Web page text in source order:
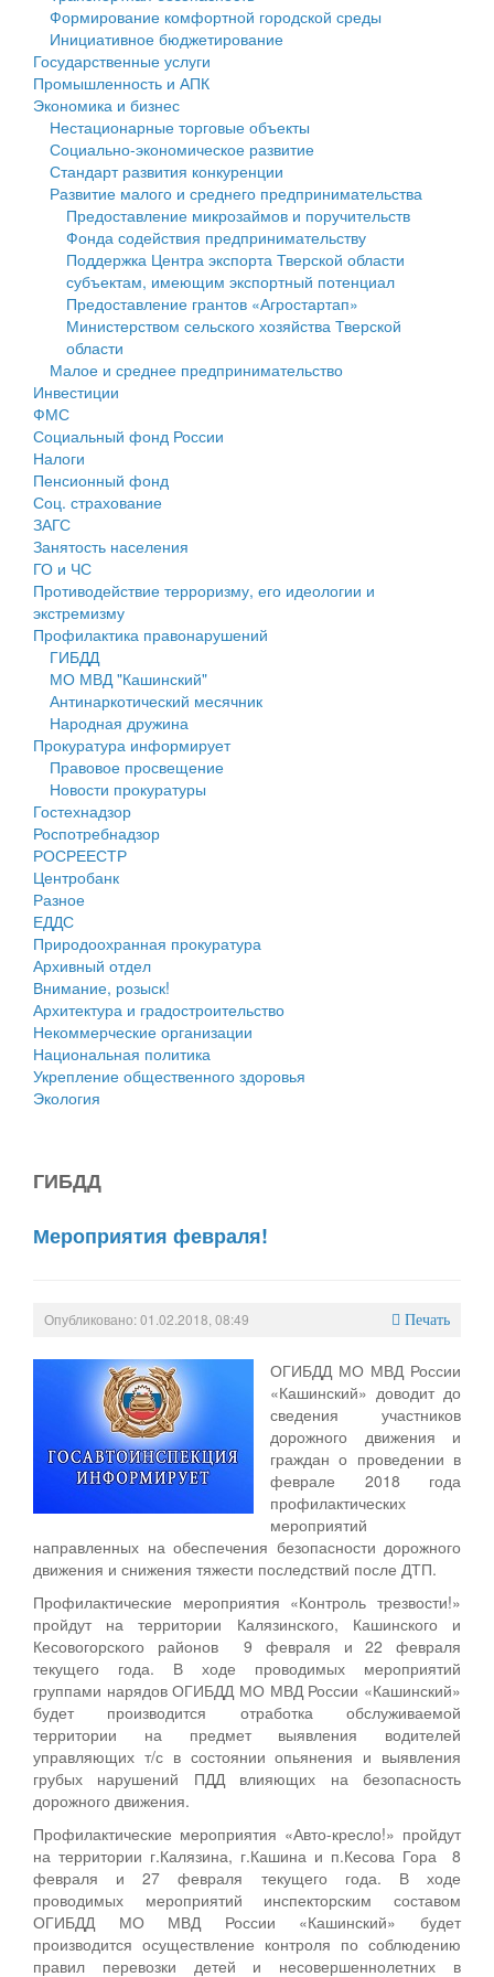
Государственные услуги
Промышленность и АПК
Экономика и бизнес
Символика
Устав
Гостям округа
Туризм
Культура
Образование
Здравоохранение
Социальная защита
Фотоальбом
муниципального округа Тверской области
Администрация Кашинского муниципального округа
Тверской области
Управление сельскими территориями
Открытые данные
Работа с обращениями граждан
Муниципальный контроль
Муниципальные услуги
Проекты административных регламентов
Антимонопольный комплаенс
Противодействие коррупции
Финансовое управление
Бюджет для граждан
Имущество
Выявление правообладателей ранее учтенных
объектов недвижимости
Имущественная поддержка субъектов малого и
среднего предпринимательства
Информационная поддержка субъектов малого и
среднего предпринимательства
Муниципальные программы
Контрольно-счетная палата
Персональные данные
Оценка регулирующего воздействия
Деятельность МУ
Нормативы градостроительного проектирования
Правила землепользования и застройки
Генеральные планы
Проекты планировки территории
Собрание депутатов
Городское поселение
Сельские поселения
Формирование комфортной городской среды
Инициативное бюджетирование
Государственные услуги
Промышленность и АПК
Экономика и бизнес
Нестационарные торговые объекты
Социально-экономическое развитие
Стандарт развития конкуренции
Развитие малого и среднего предпринимательства
Предоставление микрозаймов и поручительств
Фонда содействия предпринимательству
Поддержка Центра экспорта Тверской области
субъектам, имеющим экспортный потенциал
Предоставление грантов «Агростартап»
Министерством сельского хозяйства Тверской
области
Малое и среднее предпринимательство
Инвестиции
ФМС
Социальный фонд России
Налоги
Пенсионный фонд
Соц. страхование
ЗАГС
Занятость населения
ГО и ЧС
Противодействие терроризму, его идеологии и
экстремизму
Профилактика правонарушений
ГИБДД
МО МВД "Кашинский"
Антинаркотический месячник
Народная дружина
Прокуратура информирует
Правовое просвещение
Новости прокуратуры
Гостехнадзор
Роспотребнадзор
РОСРЕЕСТР
Центробанк
Разное
ЕДДС
Природоохранная прокуратура
Архивный отдел
Внимание, розыск!
Архитектура и градостроительство
Некоммерческие организации
Национальная политика
Укрепление общественного здоровья
Экология
ГИБДД
Мероприятия февраля!
Опубликовано: 01.02.2018, 08:49 Печать
ОГИБДД МО МВД России
«Кашинский» доводит до
сведения участников
дорожного движения и
граждан о проведении в
феврале 2018 года
профилактических
мероприятий
направленных на обеспечения безопасности дорожного
движения и снижения тяжести последствий после ДТП.
Профилактические мероприятия «Контроль трезвости!»
пройдут на территории Калязинского, Кашинского и
Кесовогорского районов 9 февраля и 22 февраля
текущего года. В ходе проводимых мероприятий
группами нарядов ОГИБДД МО МВД России «Кашинский»
будет производится отработка обслуживаемой
территории на предмет выявления водителей
управляющих т/с в состоянии опьянения и выявления
грубых нарушений ПДД влияющих на безопасность
дорожного движения.
Профилактические мероприятия «Авто-кресло!» пройдут
на территории г.Калязина, г.Кашина и п.Кесова Гора 8
февраля и 27 февраля текущего года. В ходе
проводимых мероприятий инспекторским составом
ОГИБДД МО МВД России «Кашинский» будет
производится осуществление контроля по соблюдению
правил перевозки детей и несовершеннолетних в